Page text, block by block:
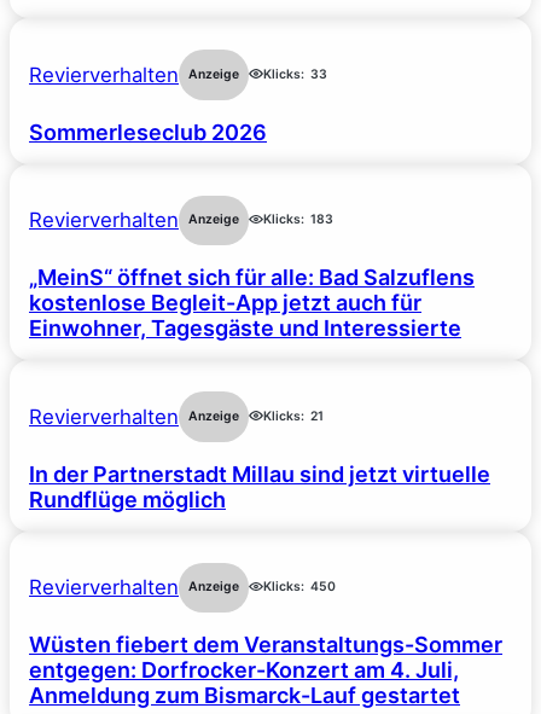
Revierverhalten Anzeige Klicks: 33
Sommerleseclub 2026
Revierverhalten Anzeige Klicks: 183
„MeinS“ öffnet sich für alle: Bad Salzuflens
kostenlose Begleit-App jetzt auch für
Einwohner, Tagesgäste und Interessierte
Revierverhalten Anzeige Klicks: 21
In der Partnerstadt Millau sind jetzt virtuelle
Rundflüge möglich
Revierverhalten Anzeige Klicks: 450
Wüsten fiebert dem Veranstaltungs-Sommer
entgegen: Dorfrocker-Konzert am 4. Juli,
Anmeldung zum Bismarck-Lauf gestartet